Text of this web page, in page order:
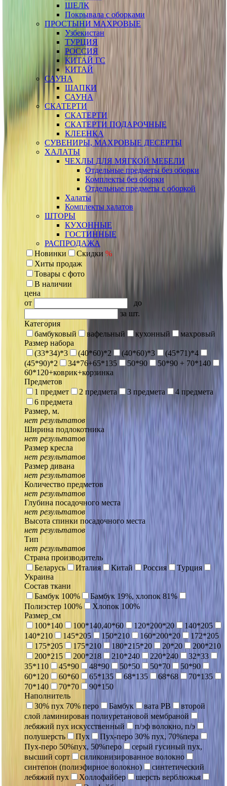
ШЕЛК
Покрывала с оборками
ПРОСТЫНИ МАХРОВЫЕ
Узбекистан
ТУРЦИЯ
РОССИЯ
КИТАЙ ГС
КИТАЙ
САУНА
ШАПКИ
САУНА
СКАТЕРТИ
СКАТЕРТИ
СКАТЕРТИ ПОДАРОЧНЫЕ
КЛЕЕНКА
СУВЕНИРЫ, МАХРОВЫЕ ДЕСЕРТЫ
ХАЛАТЫ
ЧЕХЛЫ ДЛЯ МЯГКОЙ МЕБЕЛИ
Отдельные предметы без оборки
Комплекты без оборки
Отдельные предметы с оборкой
Халаты
Комплекты халатов
ШТОРЫ
КУХОННЫЕ
ГОСТИННЫЕ
РАСПРОДАЖА
Новинки
Скидки %
Хиты продаж
Товары с фото
В наличии
цена
от
до
за шт.
Категория
бамбуковый
вафельный кухонный
махровый
Размер набора
(33*34)*3
(40*60)*2 (40*60)*3
(45*71)*4
(45*90)*2
34*76+65*135 50*90
50*90 + 70*140
60*120+коврик+корзинка
Предметов
1 предмет
2 предмета 3 предмета
4 предмета
6 предмета
Размер, м.
нет результатов
Ширина подлокотника
нет результатов
Размер кресла
нет результатов
Размер дивана
нет результатов
Количество предметов
нет результатов
Глубина посадочного места
нет результатов
Высота спинки посадочного места
нет результатов
Тип
нет результатов
Страна производитель
Беларусь
Италия Китай Россия
Турция
Украина
Состав ткани
Бамбук 100%
Бамбук 19%, хлопок 81%
Полиэстер 100%
Хлопок 100%
Размер_см
100*140
100*140,40*60 120*200*20
140*205
140*210
145*205 150*210 160*200*20
172*205
175*205
175*210 180*215*20 20*20
200*210
200*215
200*218 210*240 220*240
32*33
35*110
45*90 48*90 50*50 50*70
50*90
60*120
60*60 65*135 68*135 68*68
70*135
70*140
70*70
90*150
Наполнитель
30% пух 70% перо
Бамбук вата РВ
второй
слой ламинирован полиуретановой мембраной
лебяжий пух искусственный
п/эф волокно, п/э
полушерсть
Пух
Пух-перо 30% пух, 70%пера
Пух-перо 50%пух, 50%перо
серый гусиный пух,
высший сорт
силиконизированное волокно
синтепон (полиэфирное волокно)
синтетический
лебяжий пух
Холлофайбер
шерсть верблюжья